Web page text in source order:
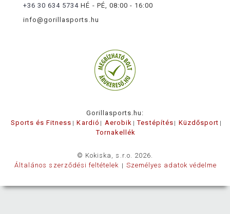
+36 30 634 5734 HÉ - PÉ, 08:00 - 16:00
info@gorillasports.hu
Gorillasports.hu:
Sports és Fitness
Kardió Aerobik Testépítés
Küzdősport
Tornakellék
© Kokiska, s.r.o. 2026.
Általános szerződési feltételek
Személyes adatok védelme